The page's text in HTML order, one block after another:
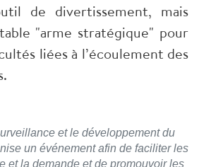
de divertissement, mais
"arme stratégique" pour
liées à l’écoulement des
et le développement du
un événement afin de faciliter les
et la demande et de promouvoir les